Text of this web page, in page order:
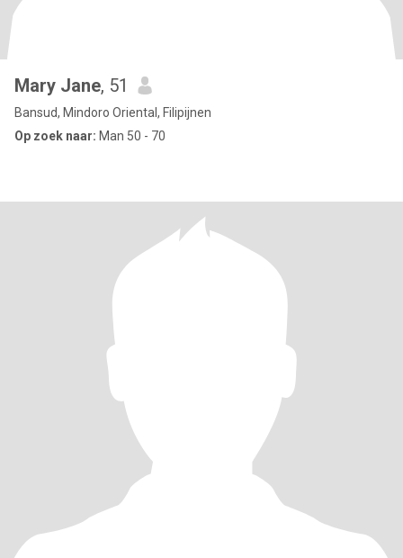
Mary Jane, 51
Bansud, Mindoro Oriental, Filipijnen
Op zoek naar: Man 50 - 70